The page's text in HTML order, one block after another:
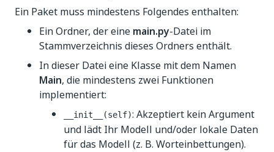
Ein Paket muss mindestens Folgendes enthalten:
Ein Ordner, der eine main.py-Datei im
Stammverzeichnis dieses Ordners enthält.
In dieser Datei eine Klasse mit dem Namen
Main, die mindestens zwei Funktionen
implementiert:
__init__(self): Akzeptiert kein Argument
und lädt Ihr Modell und/oder lokale Daten
für das Modell (z. B. Worteinbettungen).